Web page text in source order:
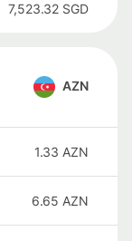
7,523.32 SGD
AZN
1.33 AZN
6.65 AZN